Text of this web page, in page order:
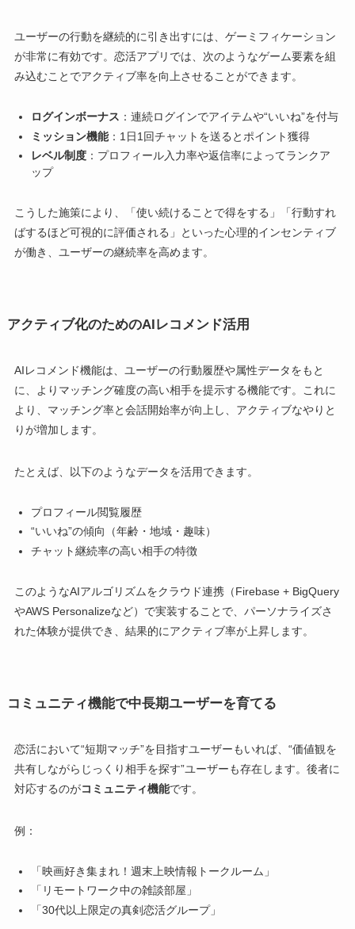
ユーザーの行動を継続的に引き出すには、ゲーミフィケーション
が非常に有効です。恋活アプリでは、次のようなゲーム要素を組
み込むことでアクティブ率を向上させることができます。
ログインボーナス ：連続ログインでアイテムや“いいね”を付与
ミッション機能：1日1回チャットを送るとポイント獲得
レベル制度：プロフィール入力率や返信率によってランクア
ップ
こうした施策により、「使い続けることで得をする」「行動すれ
ばするほど可視的に評価される」といった心理的インセンティブ
が働き、ユーザーの継続率を高めます。
アクティブ化のためのAIレコメンド活用
AIレコメンド機能は、ユーザーの行動履歴や属性データをもと
に、よりマッチング確度の高い相手を提示する機能です。これに
より、マッチング率と会話開始率が向上し、アクティブなやりと
りが増加します。
たとえば、以下のようなデータを活用できます。
プロフィール閲覧履歴
“いいね”の傾向（年齢・地域・趣味）
チャット継続率の高い相手の特徴
このようなAIアルゴリズムをクラウド連携（Firebase + BigQuery
やAWS Personalizeなど）で実装することで、パーソナライズさ
れた体験が提供でき、結果的にアクティブ率が上昇します。
コミュニティ機能で中長期ユーザーを育てる
恋活において“短期マッチ”を目指すユーザーもいれば、“価値観を
共有しながらじっくり相手を探す”ユーザーも存在します。後者に
対応するのがコミュニティ機能です。
例：
「映画好き集まれ！週末上映情報トークルーム」
「リモートワーク中の雑談部屋」
「30代以上限定の真剣恋活グループ」